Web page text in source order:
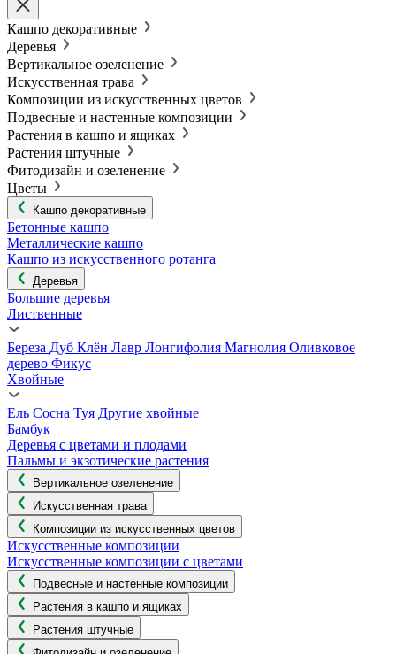
Кашпо декоративные
Деревья
Вертикальное озеленение
Искусственная трава
Композиции из искусственных цветов
Подвесные и настенные композиции
Растения в кашпо и ящиках
Растения штучные
Фитодизайн и озеленение
Цветы
Кашпо декоративные
Бетонные кашпо
Металлические кашпо
Кашпо из искусственного ротанга
Деревья
Большие деревья
Лиственные
Береза Дуб Клён Лавр Лонгифолия Магнолия Оливковое
дерево Фикус
Хвойные
Ель Сосна Туя Другие хвойные
Бамбук
Деревья с цветами и плодами
Пальмы и экзотические растения
Вертикальное озеленение
Искусственная трава
Композиции из искусственных цветов
Искусственные композиции
Искусственные композиции с цветами
Подвесные и настенные композиции
Растения в кашпо и ящиках
Растения штучные